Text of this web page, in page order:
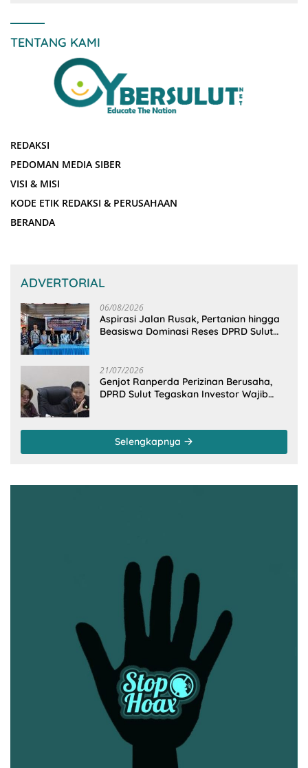
TENTANG KAMI
REDAKSI
PEDOMAN MEDIA SIBER
VISI & MISI
KODE ETIK REDAKSI & PERUSAHAAN
BERANDA
ADVERTORIAL
06/08/2026
Aspirasi Jalan Rusak, Pertanian hingga
Beasiswa Dominasi Reses DPRD Sulut
21/07/2026
Genjot Ranperda Perizinan Berusaha,
DPRD Sulut Tegaskan Investor Wajib
Selengkapnya